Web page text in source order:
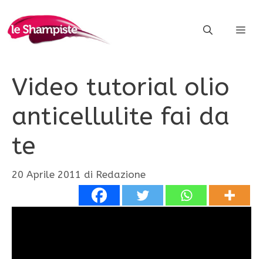
contenuto
Video tutorial olio
anticellulite fai da
te
20 Aprile 2011 di Redazione